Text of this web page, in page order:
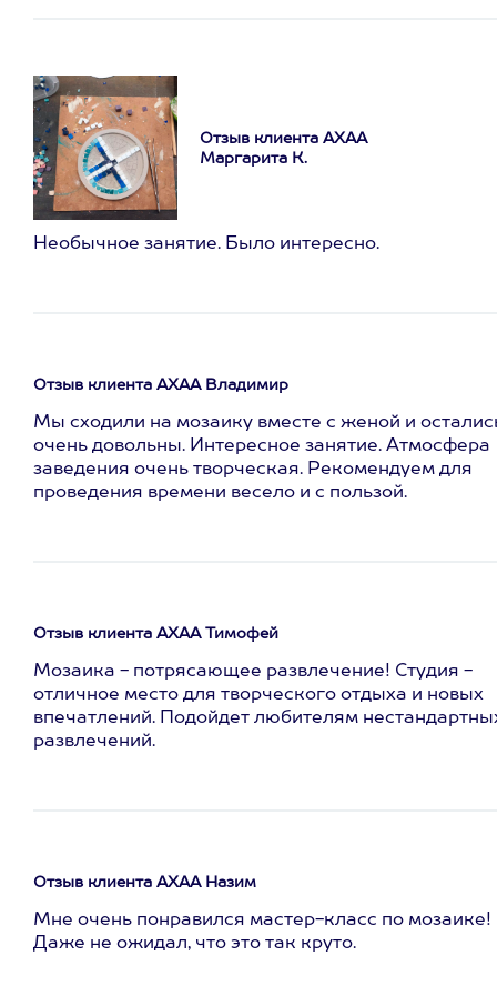
Отзыв клиента АХАА
Маргарита К.
Необычное занятие. Было интересно.
Отзыв клиента АХАА Владимир
Мы сходили на мозаику вместе с женой и
очень довольны. Интересное занятие. Атмосфера
заведения очень творческая. Рекомендуем для
проведения времени весело и с пользой.
Отзыв клиента АХАА Тимофей
Мозаика - потрясающее развлечение! Студия -
отличное место для творческого отдыха и новых
впечатлений. Подойдет любителям
развлечений.
Отзыв клиента АХАА Назим
Мне очень понравился мастер-класс по мозаике!
Даже не ожидал, что это так круто.